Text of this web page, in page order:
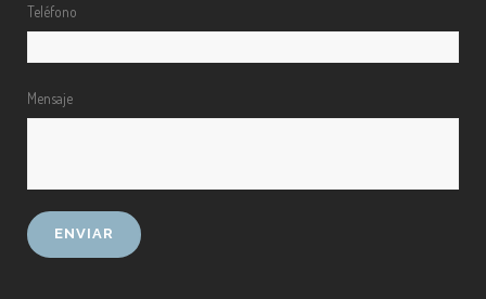
Teléfono
Mensaje